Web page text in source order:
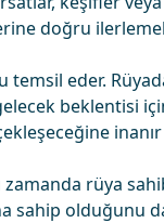
doğru
temsil eder.
beklentisi
rüya
sahip olduğunu